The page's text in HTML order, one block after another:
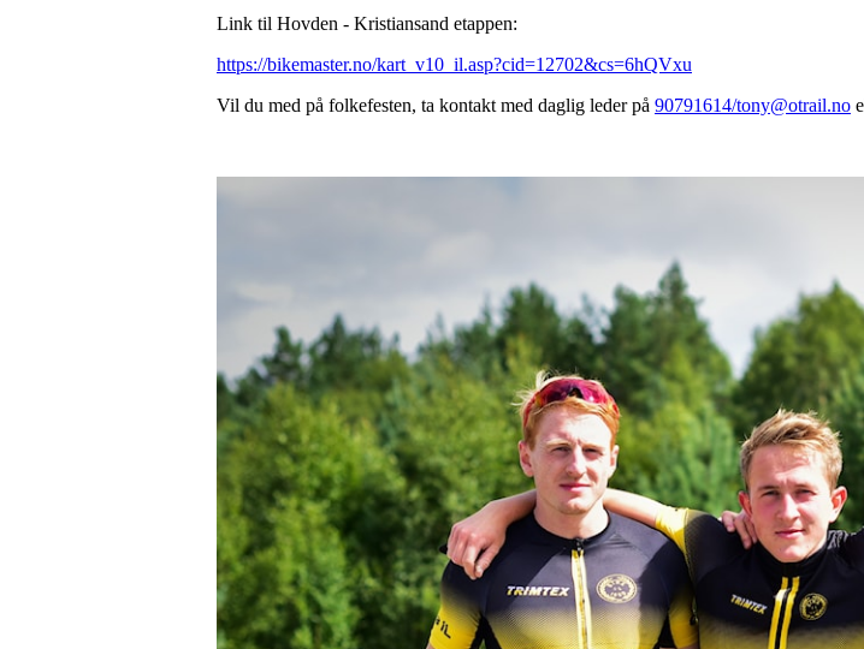
Link til Hovden - Kristiansand etappen:
https://bikemaster.no/kart_v10_il.asp?cid=12702&cs=6hQVxu
Vil du med på folkefesten, ta kontakt med daglig leder på 90791614/tony@otrail.no